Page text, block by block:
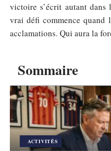
Sommaire
ACTIVITÉS
victoire s’écrit autant
vrai défi commence quand
acclamations. Qui aura la